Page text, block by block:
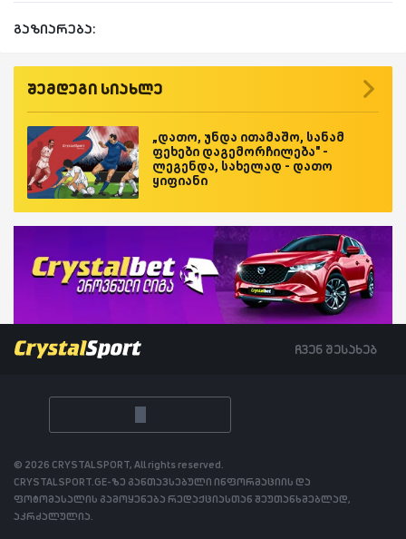
გაზიარება:
შემდეგი სიახლე
„დათო, უნდა ითამაშო, სანამ
ფეხები დაგემორჩილება" -
ლეგენდა, სახელად - დათო
ყიფიანი
ჩვენ შესახებ
© 2026 CRYSTALSPORT, All rights reserved.
CRYSTALSPORT.GE-ზე განთავსებული ინფორმაციის და
ფოტომასალის გამოყენება რედაქციასთან შეუთანხმებლად,
აკრძალულია.